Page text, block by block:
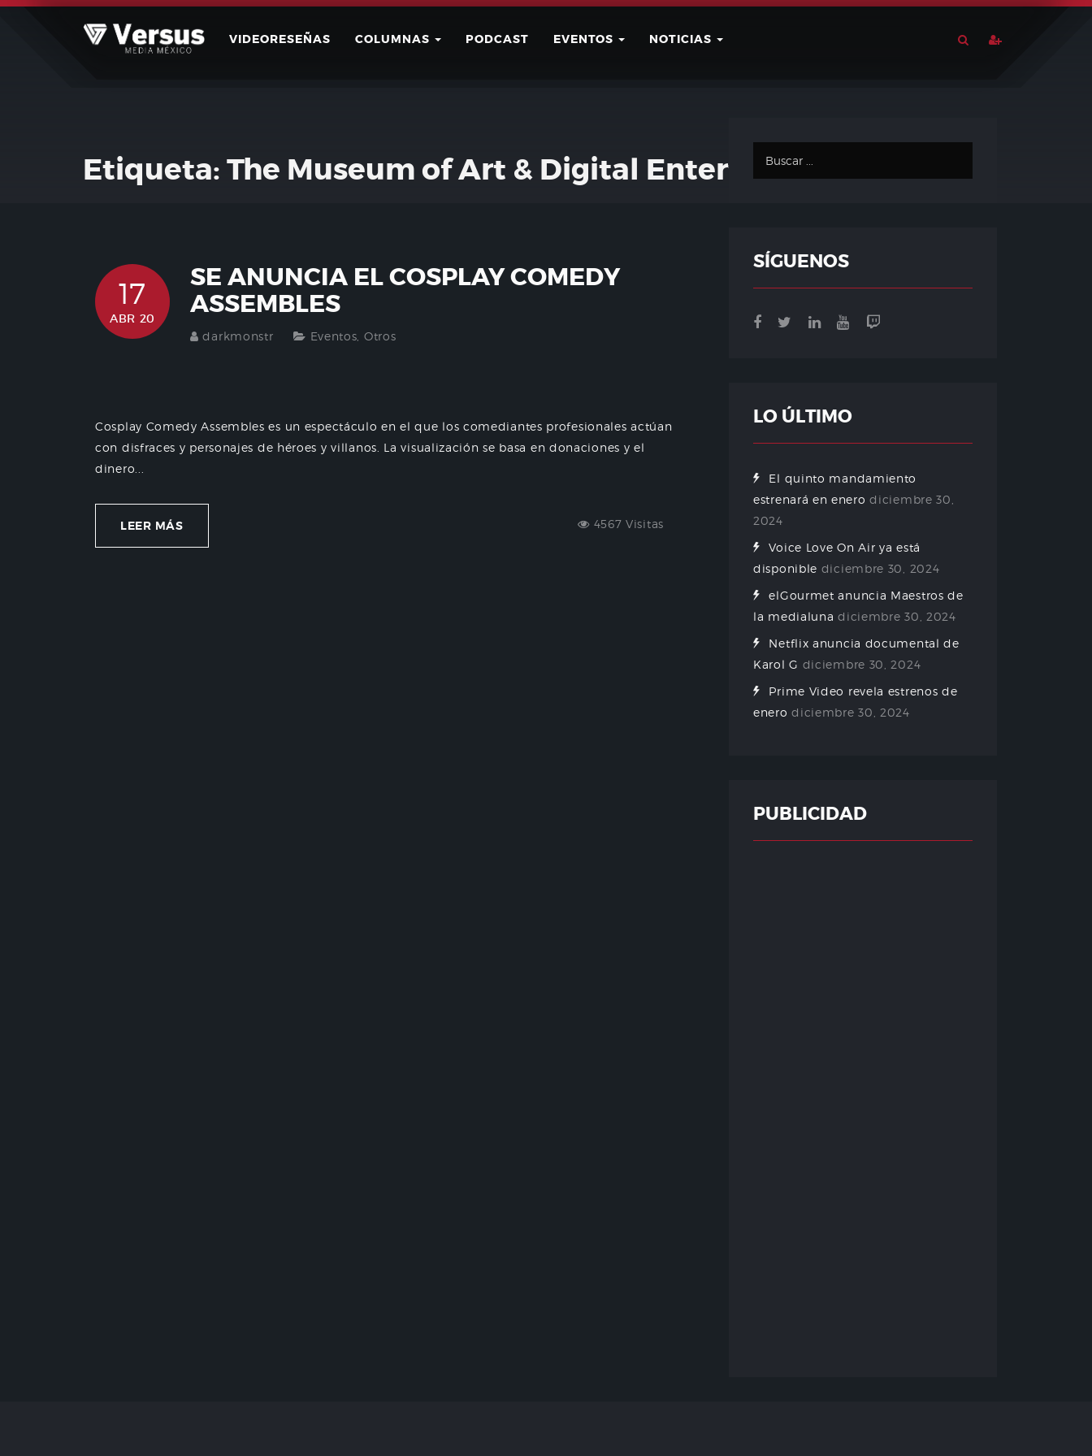
Skip
VIDEORESEÑAS COLUMNAS PODCAST EVENTOS NOTICIAS
Etiqueta:The Museum of Art & Digital Entertainment
17
ABR 20
SE ANUNCIA EL COSPLAY COMEDY
ASSEMBLES
darkmonstr Eventos Otros
Cosplay Comedy Assembles es un espectáculo en el que los comediantes profesionales actúan
con disfraces y personajes de héroes y villanos. La visualización se basa en donaciones y el
dinero...
LEER MÁS 4567 Visitas
SÍGUENOS
LO ÚLTIMO
El quinto mandamiento
estrenará en enero diciembre 30,
2024
Voice Love On Air ya está
disponible diciembre 30, 2024
elGourmet anuncia Maestros de
la medialuna diciembre 30, 2024
Netflix anuncia documental de
Karol G diciembre 30, 2024
Prime Video revela estrenos de
enero diciembre 30, 2024
PUBLICIDAD